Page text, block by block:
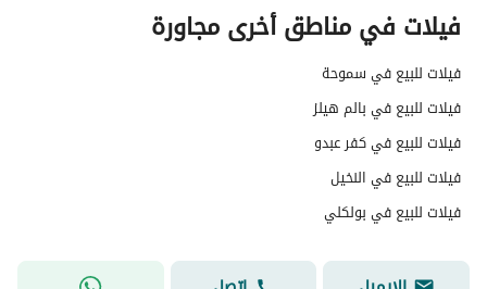
فيلات في مناطق أخرى مجاورة
فيلات للبيع في سموحة
فيلات للبيع في بالم هيلز
فيلات للبيع في كفر عبدو
فيلات للبيع في النخيل
فيلات للبيع في بولكلي